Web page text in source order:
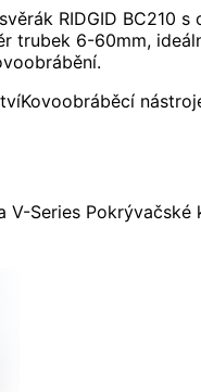
RIDGID BC210 s
trubek 6-60mm,
Kovoobráběcí
V-Series